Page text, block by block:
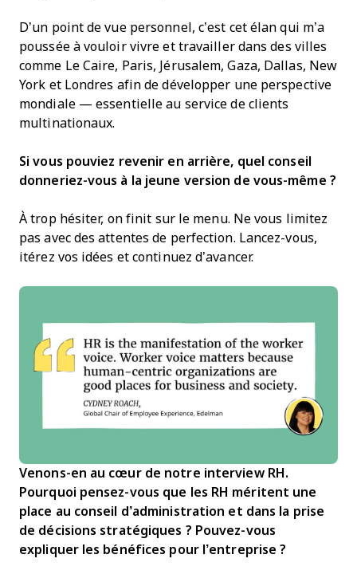
D’un point de vue personnel, c’est cet élan qui m’a
poussée à vouloir vivre et travailler dans des villes
comme Le Caire, Paris, Jérusalem, Gaza, Dallas, New
York et Londres afin de développer une perspective
mondiale — essentielle au service de clients
multinationaux.
Si vous pouviez revenir en arrière, quel conseil
donneriez-vous à la jeune version de vous-même ?
À trop hésiter, on finit sur le menu. Ne vous limitez
pas avec des attentes de perfection. Lancez-vous,
itérez vos idées et continuez d’avancer.
Venons-en au cœur de notre interview RH.
Pourquoi pensez-vous que les RH méritent une
place au conseil d’administration et dans la prise
de décisions stratégiques ? Pouvez-vous
expliquer les bénéfices pour l’entreprise ?